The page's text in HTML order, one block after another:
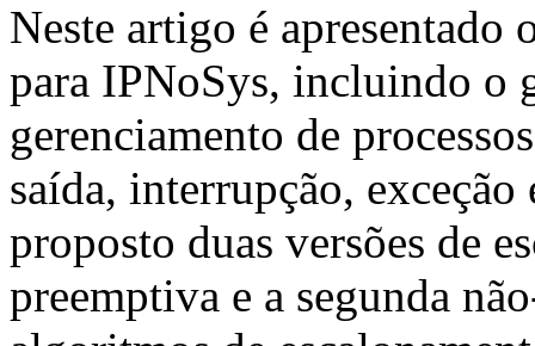
Neste artigo é apresentado
para IPNoSys, incluindo o
gerenciamento de
saída, interrupção,
proposto duas versões de
preemptiva e a segunda